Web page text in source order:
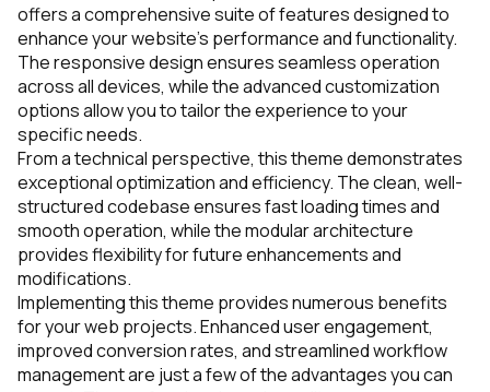
offers a comprehensive suite of features designed to
enhance your website's performance and functionality.
The responsive design ensures seamless operation
across all devices, while the advanced customization
options allow you to tailor the experience to your
specific needs.
From a technical perspective, this theme demonstrates
exceptional optimization and efficiency. The clean, well-
structured codebase ensures fast loading times and
smooth operation, while the modular architecture
provides flexibility for future enhancements and
modifications.
Implementing this theme provides numerous benefits
for your web projects. Enhanced user engagement,
improved conversion rates, and streamlined workflow
management are just a few of the advantages you can